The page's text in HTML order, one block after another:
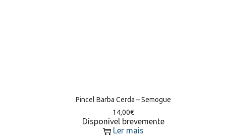
Pincel Barba Cerda – Semogue
14,00€
Disponível brevemente
Ler mais